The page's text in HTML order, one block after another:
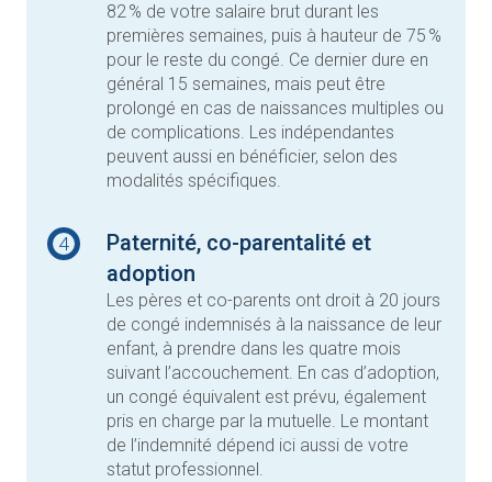
82 % de votre salaire brut durant les
premières semaines, puis à hauteur de 75 %
pour le reste du congé. Ce dernier dure en
général 15 semaines, mais peut être
prolongé en cas de naissances multiples ou
de complications. Les indépendantes
peuvent aussi en bénéficier, selon des
modalités spécifiques.
4
Paternité, co-parentalité et
adoption
Les pères et co-parents ont droit à 20 jours
de congé indemnisés à la naissance de leur
enfant, à prendre dans les quatre mois
suivant l’accouchement. En cas d’adoption,
un congé équivalent est prévu, également
pris en charge par la mutuelle. Le montant
de l’indemnité dépend ici aussi de votre
statut professionnel.